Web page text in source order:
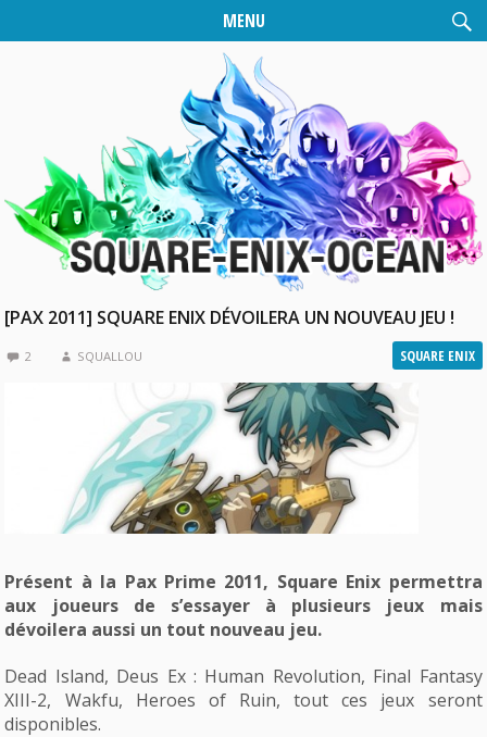
MENU
[PAX 2011] SQUARE ENIX DÉVOILERA UN NOUVEAU JEU !
SQUARE ENIX
2 SQUALLOU
Présent à la Pax Prime 2011, Square Enix permettra
aux joueurs de s’essayer à plusieurs jeux mais
dévoilera aussi un tout nouveau jeu.
Dead Island, Deus Ex : Human Revolution, Final Fantasy
XIII-2, Wakfu, Heroes of Ruin, tout ces jeux seront
disponibles.